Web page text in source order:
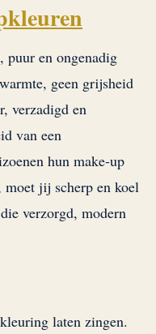
puur en ongenadig
geen grijsheid
verzadigd en
van een
hun make-up
moet jij scherp en koel
verzorgd, modern
laten zingen.